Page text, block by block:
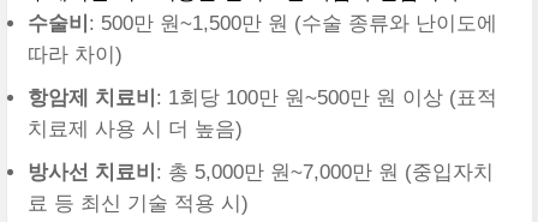
수술비 : 500만 원~1,500만 원 (수술 종류와 난이도에
따라 차이)
항암제 치료비 : 1회당 100만 원~500만 원 이상 (표적
치료제 사용 시 더 높음)
방사선 치료비 : 총 5,000만 원~7,000만 원 (중입자치
료 등 최신 기술 적용 시)